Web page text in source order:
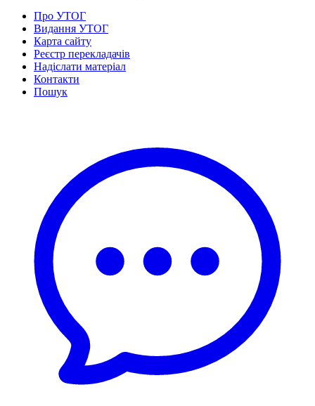
Законодавство
Декларації
Документи ВФГ
Міжнародні документи
Про УТОГ
Видання УТОГ
Карта сайту
Реєстр перекладачів
Надіслати матеріал
Контакти
Пошук